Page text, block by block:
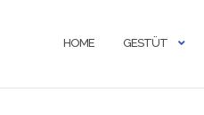
HOME GESTÜT